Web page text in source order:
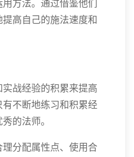
方法。通过借鉴他们
高自己的施法速度和
战经验的积累来提高
不断地练习和积累经
的法师。
分配属性点、使用合